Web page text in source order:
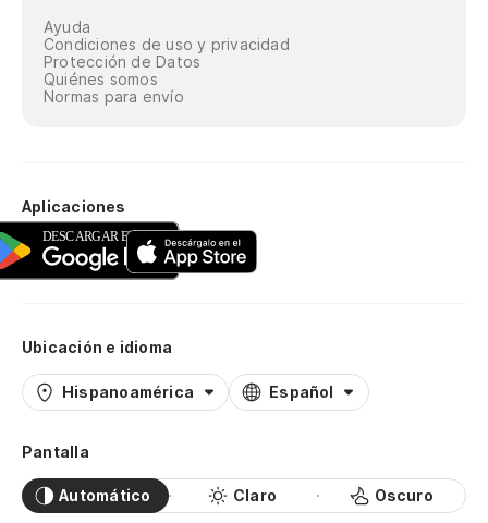
Ayuda
Condiciones de uso y privacidad
Protección de Datos
Quiénes somos
Normas para envío
Aplicaciones
Ubicación e idioma
Hispanoamérica Español
Pantalla
Automático Claro Oscuro